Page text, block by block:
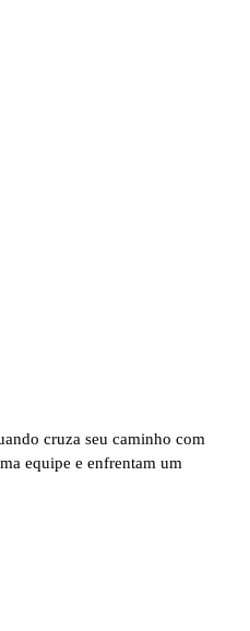
cruza seu caminho com
equipe e enfrentam um